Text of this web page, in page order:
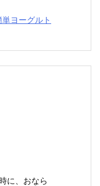
ヨーグルト
に、おなら